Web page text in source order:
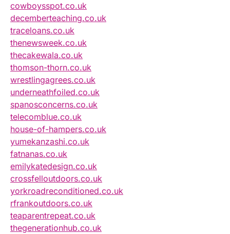
cowboysspot.co.uk
decemberteaching.co.uk
traceloans.co.uk
thenewsweek.co.uk
thecakewala.co.uk
thomson-thorn.co.uk
wrestlingagrees.co.uk
underneathfoiled.co.uk
spanosconcerns.co.uk
telecomblue.co.uk
house-of-hampers.co.uk
yumekanzashi.co.uk
fatnanas.co.uk
emilykatedesign.co.uk
crossfelloutdoors.co.uk
yorkroadreconditioned.co.uk
rfrankoutdoors.co.uk
teaparentrepeat.co.uk
thegenerationhub.co.uk